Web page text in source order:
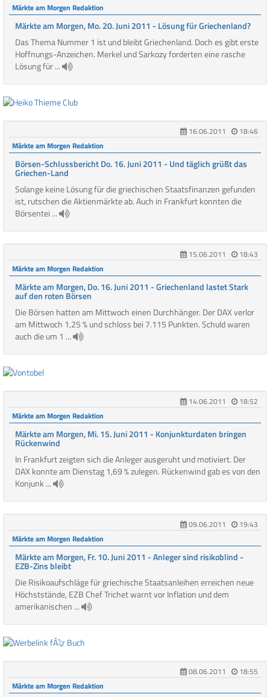
Märkte am Morgen Redaktion
Märkte am Morgen, Mo. 20. Juni 2011 - Lösung für Griechenland?
Das Thema Nummer 1 ist und bleibt Griechenland. Doch es gibt erste
Hoffnungs-Anzeichen. Merkel und Sarkozy forderten eine rasche
Lösung für ...
16.06.2011
18:46
Märkte am Morgen Redaktion
Börsen-Schlussbericht Do. 16. Juni 2011 - Und täglich grüßt das
Griechen-Land
Solange keine Lösung für die griechischen Staatsfinanzen gefunden
ist, rutschen die Aktienmärkte ab. Auch in Frankfurt konnten die
Börsentei ...
15.06.2011
18:43
Märkte am Morgen Redaktion
Märkte am Morgen, Do. 16. Juni 2011 - Griechenland lastet Stark
auf den roten Börsen
Die Börsen hatten am Mittwoch einen Durchhänger. Der DAX verlor
am Mittwoch 1,25 % und schloss bei 7.115 Punkten. Schuld waren
auch die um 1 ...
14.06.2011
18:52
Märkte am Morgen Redaktion
Märkte am Morgen, Mi. 15. Juni 2011 - Konjunkturdaten bringen
Rückenwind
In Frankfurt zeigten sich die Anleger ausgeruht und motiviert. Der
DAX konnte am Dienstag 1,69 % zulegen. Rückenwind gab es von den
Konjunk ...
09.06.2011
19:43
Märkte am Morgen Redaktion
Märkte am Morgen, Fr. 10. Juni 2011 - Anleger sind risikoblind -
EZB-Zins bleibt
Die Risikoaufschläge für griechische Staatsanleihen erreichen neue
Höchststände, EZB Chef Trichet warnt vor Inflation und dem
amerikanischen ...
08.06.2011
18:55
Märkte am Morgen Redaktion